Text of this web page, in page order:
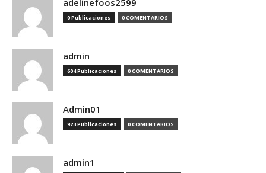
adelinefoos2599
0 Publicaciones 0 COMENTARIOS
admin
604 Publicaciones 0 COMENTARIOS
Admin01
923 Publicaciones 0 COMENTARIOS
admin1